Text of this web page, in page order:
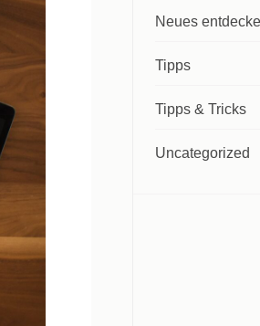
Neues
Tipps
Tipps & Tricks
Uncategorized